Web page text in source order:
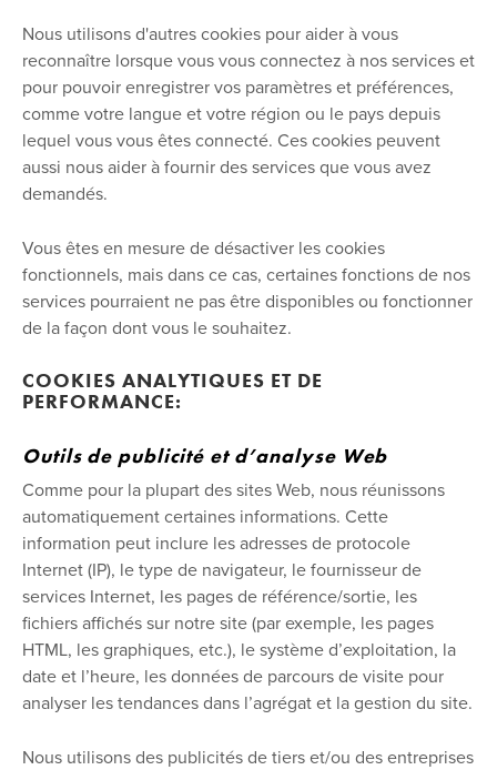
Nous utilisons d'autres cookies pour aider à vous
reconnaître lorsque vous vous connectez à nos services et
pour pouvoir enregistrer vos paramètres et préférences,
comme votre langue et votre région ou le pays depuis
lequel vous vous êtes connecté. Ces cookies peuvent
aussi nous aider à fournir des services que vous avez
demandés.
Vous êtes en mesure de désactiver les cookies
fonctionnels, mais dans ce cas, certaines fonctions de nos
services pourraient ne pas être disponibles ou fonctionner
de la façon dont vous le souhaitez.
COOKIES ANALYTIQUES ET DE
PERFORMANCE:
Outils de publicité et d’analyse Web
Comme pour la plupart des sites Web, nous réunissons
automatiquement certaines informations. Cette
information peut inclure les adresses de protocole
Internet (IP), le type de navigateur, le fournisseur de
services Internet, les pages de référence/sortie, les
fichiers affichés sur notre site (par exemple, les pages
HTML, les graphiques, etc.), le système d’exploitation, la
date et l’heure, les données de parcours de visite pour
analyser les tendances dans l’agrégat et la gestion du site.
Nous utilisons des publicités de tiers et/ou des entreprises